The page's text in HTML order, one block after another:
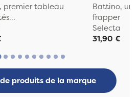
premier tableau
Battino, un
frapper
Selecta
31,90 €
produits de la marque